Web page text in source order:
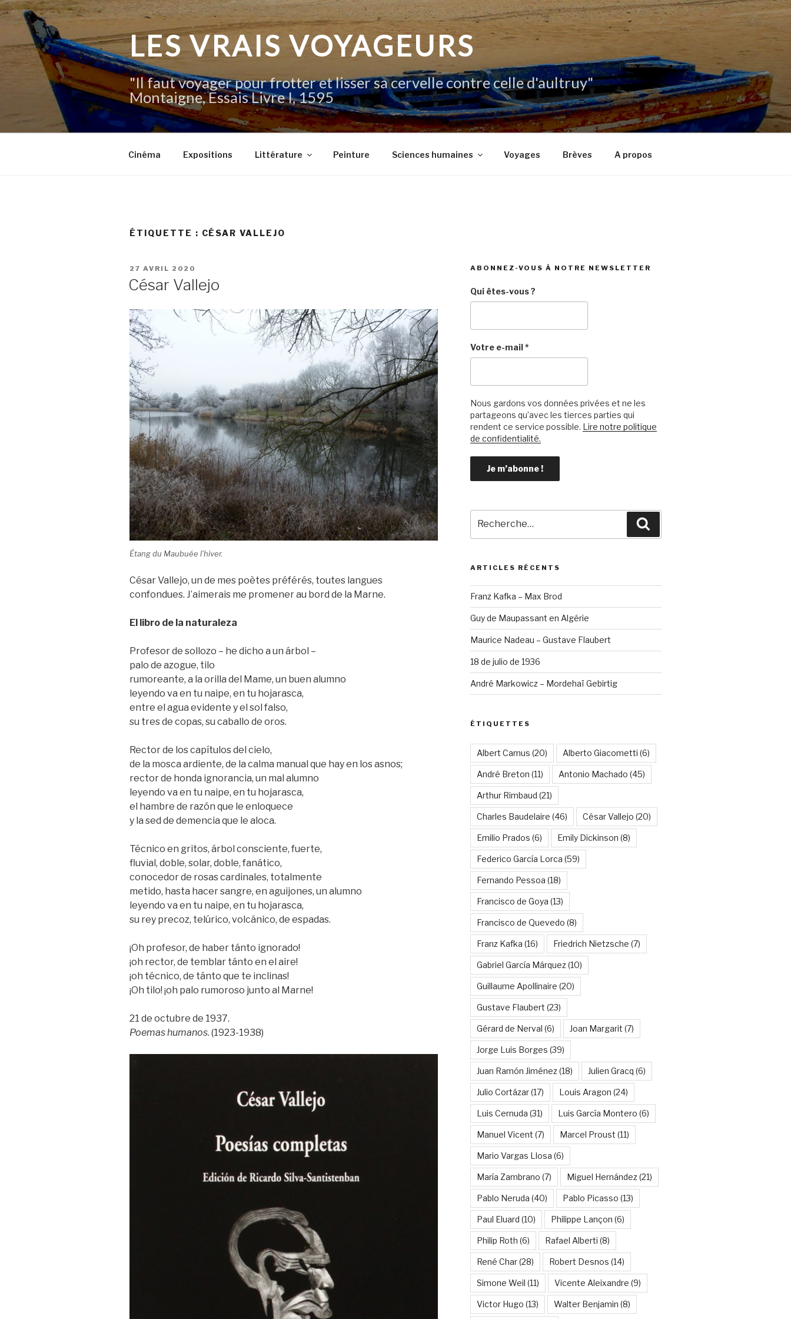
Aller
au
contenu
principal
LES VRAIS VOYAGEURS
"Il faut voyager pour frotter et lisser sa cervelle contre celle d'aultruy"
Montaigne, Essais Livre I, 1595
Cinéma Expositions Littérature Peinture Sciences humaines Voyages Brèves A propos
ÉTIQUETTE : CÉSAR VALLEJO
PUBLIÉ
27 AVRIL 2020
César Vallejo
Étang du Maubuée l’hiver.
César Vallejo, un de mes poètes préférés, toutes langues
confondues. J’aimerais me promener au bord de la Marne.
El libro de la naturaleza
Profesor de sollozo – he dicho a un árbol –
palo de azogue, tilo
rumoreante, a la orilla del Mame, un buen alumno
leyendo va en tu naipe, en tu hojarasca,
entre el agua evidente y el sol falso,
su tres de copas, su caballo de oros.
Rector de los capítulos del cielo,
de la mosca ardiente, de la calma manual que hay en los asnos;
rector de honda ignorancia, un mal alumno
leyendo va en tu naipe, en tu hojarasca,
el hambre de razón que le enloquece
y la sed de demencia que le aloca.
Técnico en gritos, árbol consciente, fuerte,
fluvial, doble, solar, doble, fanático,
conocedor de rosas cardinales, totalmente
metido, hasta hacer sangre, en aguijones, un alumno
leyendo va en tu naipe, en tu hojarasca,
su rey precoz, telúrico, volcánico, de espadas.
¡Oh profesor, de haber tánto ignorado!
¡oh rector, de temblar tánto en el aire!
¡oh técnico, de tánto que te inclinas!
¡Oh tilo! ¡oh palo rumoroso junto al Marne!
21 de octubre de 1937.
Poemas humanos. (1923-1938)
ABONNEZ-VOUS À NOTRE NEWSLETTER
Qui êtes-vous ?
Votre e-mail*
Nous gardons vos données privées et ne les
partageons qu’avec les tierces parties qui
rendent ce service possible. Lire notre politique
de confidentialité.
pour
:
ARTICLES RÉCENTS
Franz Kafka – Max Brod
Guy de Maupassant en Algérie
Maurice Nadeau – Gustave Flaubert
18 de julio de 1936
André Markowicz – Mordehaï Gebirtig
ÉTIQUETTES
Albert Camus (20) Alberto Giacometti (6)
André Breton (11) Antonio Machado (45)
Arthur Rimbaud (21)
Charles Baudelaire (46) César Vallejo (20)
Emilio Prados (6) Emily Dickinson (8)
Federico García Lorca (59)
Fernando Pessoa (18)
Francisco de Goya (13)
Francisco de Quevedo (8)
Franz Kafka (16) Friedrich Nietzsche (7)
Gabriel García Márquez(10)
Guillaume Apollinaire (20)
Gustave Flaubert (23)
Gérard de Nerval (6) Joan Margarit (7)
Jorge Luis Borges (39)
Juan Ramón Jiménez(18) Julien Gracq (6)
Julio Cortázar(17) Louis Aragon (24)
Luis Cernuda (31) Luis García Montero (6)
Manuel Vicent (7) Marcel Proust (11)
Mario Vargas Llosa (6)
María Zambrano (7) Miguel Hernández(21)
Pablo Neruda (40) Pablo Picasso (13)
Paul Eluard (10) Philippe Lançon (6)
Philip Roth (6) Rafael Alberti (8)
René Char(28) Robert Desnos (14)
Simone Weil (11) Vicente Aleixandre (9)
Victor Hugo (13) Walter Benjamin (8)